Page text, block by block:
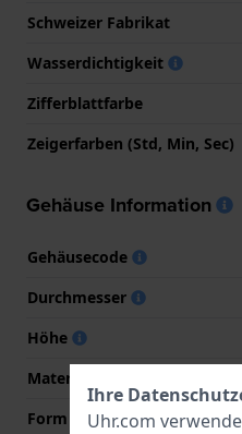
Schweizer Fabrikat
Wasserdichtigkeit
Zifferblattfarbe
Zeigerfarben (Std, Min, Sec)
Gehäuse Information
Gehäusecode
Durchmesser
Höhe
Material
Form
Ihre
Uhr.com